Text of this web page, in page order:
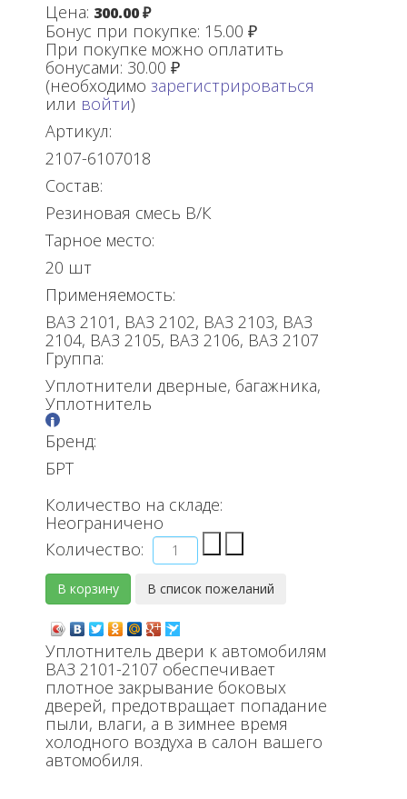
Цена: 300.00 ₽
Бонус при покупке: 15.00 ₽
При покупке можно оплатить
бонусами: 30.00 ₽
(необходимо зарегистрироваться
или войти)
Артикул:
2107-6107018
Состав:
Резиновая смесь В/К
Тарное место:
20 шт
Применяемость:
ВАЗ 2101, ВАЗ 2102, ВАЗ 2103, ВАЗ
2104, ВАЗ 2105, ВАЗ 2106, ВАЗ 2107
Группа:
Уплотнители дверные, багажника,
Уплотнитель
Бренд:
БРТ
Количество на складе:
Неограничено
Количество:
Уплотнитель двери к автомобилям
ВАЗ 2101-2107 обеспечивает
плотное закрывание боковых
дверей, предотвращает попадание
пыли, влаги, а в зимнее время
холодного воздуха в салон вашего
автомобиля.